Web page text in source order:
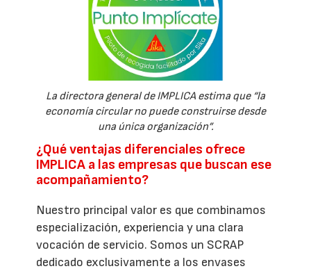
La directora general de IMPLICA estima que “la
economía circular no puede construirse desde
una única organización”.
¿Qué ventajas diferenciales ofrece
IMPLICA a las empresas que buscan ese
acompañamiento?
Nuestro principal valor es que combinamos
especialización, experiencia y una clara
vocación de servicio. Somos un SCRAP
dedicado exclusivamente a los envases